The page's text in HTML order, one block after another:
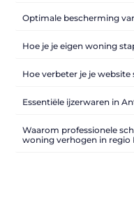
Optimale bescherming
Hoe je je eigen woning
Hoe verbeter je je website
Essentiële ijzerwaren in
Waarom professionele
woning verhogen in regio